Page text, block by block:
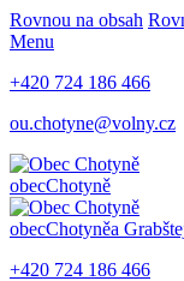
Rovnou na obsah
Menu
+420 724 186 466
ou.chotyne@volny.cz
obecChotyně
obecChotyněa
+420 724 186 466